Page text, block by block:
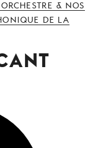
& NOS
DE LA